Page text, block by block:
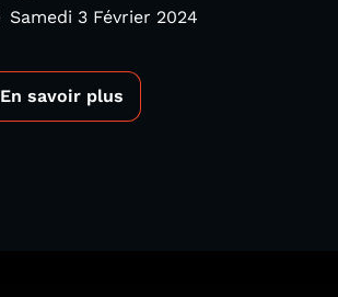
Samedi 3 Février 2024
En savoir plus